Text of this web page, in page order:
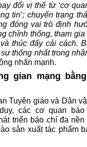
đổi vị thế từ ‘cơ
tin’; chuyển trạng
đóng vai trò định
chính thống, tham
thúc đẩy cải cách.
thống nhất trong
nhấn mạnh.
gian mạng
Tuyên giáo và Dân
các cơ quan báo
triển báo chí đa
sản xuất tác phẩm